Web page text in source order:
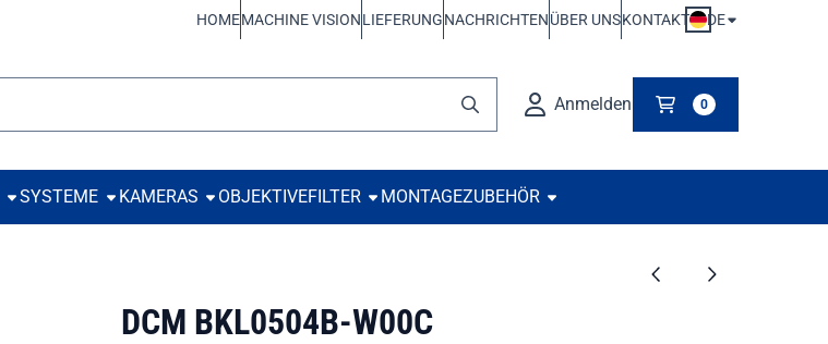
HOMEMACHINE VISIONLIEFERUNGNACHRICHTENÜBER UNSKONTAKT DE
Anmelden 0
SYSTEME KAMERAS OBJEKTIVEFILTER MONTAGEZUBEHÖR
DCM BKL0504B-W00C